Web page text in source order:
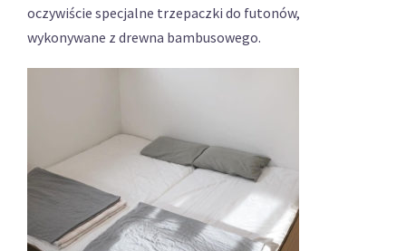
oczywiście specjalne trzepaczki do futonów,
wykonywane z drewna bambusowego.